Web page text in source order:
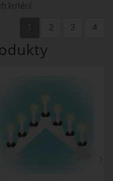
kritérií.
2 3 4